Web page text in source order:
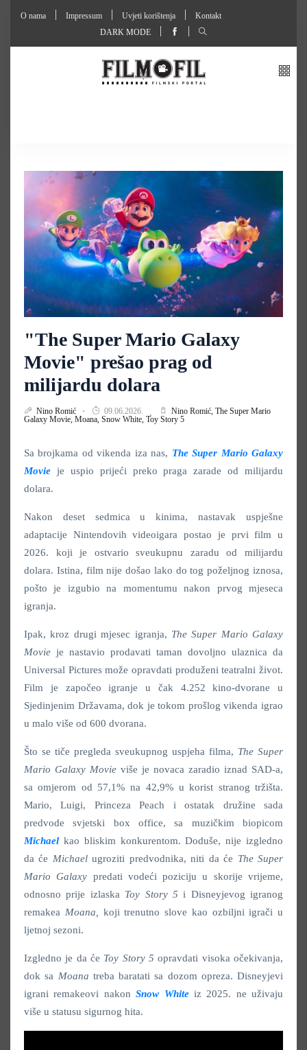
O nama Impressum Uvjeti korištenja
Kontakt
DARK MODE
"The Super Mario Galaxy
Movie" prešao prag od
milijardu dolara
Nino Romić 09.06.2026. Nino Romić, The Super Mario
Galaxy Movie, Moana, Snow White, Toy Story 5
Sa brojkama od vikenda iza nas, The Super Mario Galaxy
Movie je uspio prijeći preko praga zarade od milijardu
dolara.
Nakon deset sedmica u kinima, nastavak uspješne
adaptacije Nintendovih videoigara postao je prvi film u
2026. koji je ostvario sveukupnu zaradu od milijardu
dolara. Istina, film nije došao lako do tog poželjnog iznosa,
pošto je izgubio na momentumu nakon prvog mjeseca
igranja.
Ipak, kroz drugi mjesec igranja, The Super Mario Galaxy
Movie je nastavio prodavati taman dovoljno ulaznica da
Universal Pictures može opravdati produženi teatralni život.
Film je započeo igranje u čak 4.252 kino-dvorane u
Sjedinjenim Državama, dok je tokom prošlog vikenda igrao
u malo više od 600 dvorana.
Što se tiče pregleda sveukupnog uspjeha filma, The Super
Mario Galaxy Movie više je novaca zaradio iznad SAD-a,
sa omjerom od 57,1% na 42,9% u korist stranog tržišta.
Mario, Luigi, Princeza Peach i ostatak družine sada
predvode svjetski box office, sa muzičkim biopicom
Michael kao bliskim konkurentom. Doduše, nije izgledno
da će Michaelugroziti predvodnika, niti da će The Super
Mario Galaxy predati vodeći poziciju u skorije vrijeme,
odnosno prije izlaska Toy Story 5i Disneyjevog igranog
remakea Moana, koji trenutno slove kao ozbiljni igrači u
ljetnoj sezoni.
Izgledno je da će Toy Story 5opravdati visoka očekivanja,
dok sa Moana treba baratati sa dozom opreza. Disneyjevi
igrani remakeovi nakonSnow White iz 2025. ne uživaju
više u statusu sigurnog hita.